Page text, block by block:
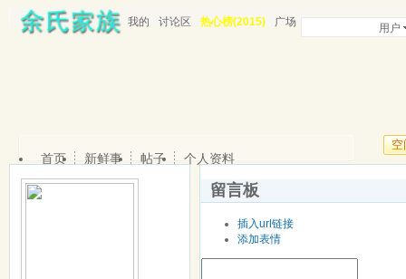
我的 讨论区 热心榜(2015) 广场 用户
空
首页 新鲜事 帖子 个人资料
留言板
插入url链接
添加表情